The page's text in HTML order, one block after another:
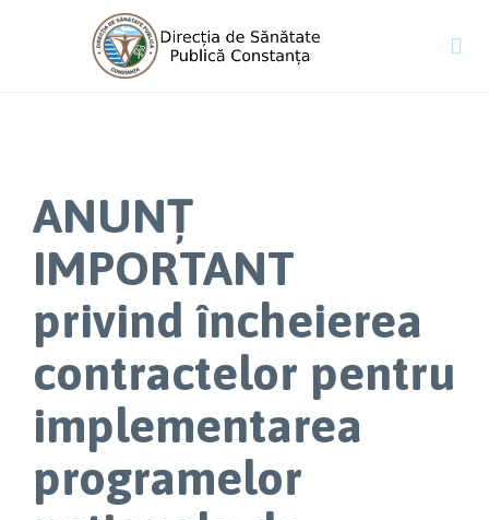

ANUNȚ
IMPORTANT
privind încheierea
contractelor pentru
implementarea
programelor